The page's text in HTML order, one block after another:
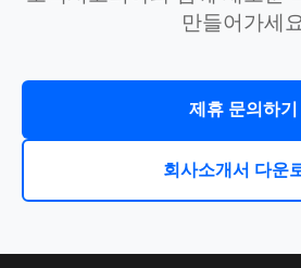
만들어가세
제휴 문의하기
회사소개서 다운